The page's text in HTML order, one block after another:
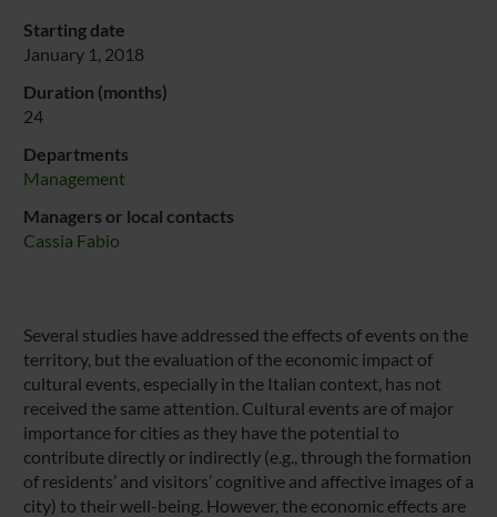
Starting date
January 1, 2018
Duration (months)
24
Departments
Management
Managers or local contacts
Cassia Fabio
Several studies have addressed the effects of events on the
territory, but the evaluation of the economic impact of
cultural events, especially in the Italian context, has not
received the same attention. Cultural events are of major
importance for cities as they have the potential to
contribute directly or indirectly (e.g., through the formation
of residents’ and visitors’ cognitive and affective images of a
city) to their well-being. However, the economic effects are